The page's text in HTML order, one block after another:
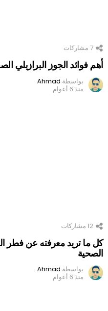
7 مشاركات
أهم فوائد الجوز البرازيلي
بواسطة Ahmad
منذ 6 أعوام
12 مشاركات
كل ما تريد معرفته عن فطر
الصحية
بواسطة Ahmad
منذ 6 أعوام